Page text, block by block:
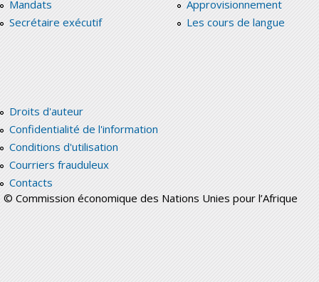
Mandats
Secrétaire exécutif
Approvisionnement
Les cours de langue
Droits d'auteur
Confidentialité de l'information
Conditions d'utilisation
Courriers frauduleux
Contacts
© Commission économique des Nations Unies pour l’Afrique